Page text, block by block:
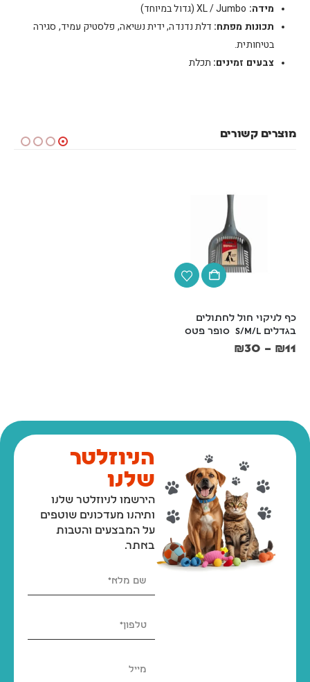
מידה:
תכונות מפתח: דלת נדנדה, ידית נשיאה, פלסטיק עמיד, סגירה
בטיחותית.
צבעים זמינים: תכלת
מוצרים קשורים
כף לניקוי חול לחתולים
בגדלים S/M/L  סופר פטס
₪11
–
₪30
הניוזלטר
שלנו
הירשמו לניוזלטר שלנו
ותיהנו מעדכונים שוטפים
על המבצעים והטבות
באתר.